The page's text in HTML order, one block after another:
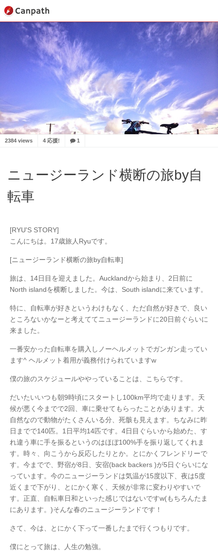
2384 views 4 応援! 1
ニュージーランド横断の旅by自
転車
[RYU'S STORY]
こんにちは。17歳旅人Ryuです。
[ニュージーランド横断の旅by自転車]
旅は、14日目を迎えました。Aucklandから始まり、2日前に
North islandを横断しました。今は、South islandに来ています。
特に、自転車が好きというわけもなく、ただ自然が好きで、良い
ところないかなーと考えててニュージーランドに20日前ぐらいに
来ました。
一番安かった自転車を購入しノーヘルメットでガンガン走ってい
ます^ ヘルメット着用が義務付けられていますw
僕の旅のスケジュールややっていることは、こちらです。
だいたいいつも朝9時頃にスタートし100km平均で走ります。天
候が悪く今までで2回、車に乗せてもらったことがあります。大
自然なので動物がたくさんいる分、死骸も見えます。ちなみに昨
日までで140匹。1日平均14匹です。4日目ぐらいから始めた、す
れ違う車に手を振るというのはほぼ100%手を振り返してくれま
す。時々、向こうから反応したりとか。とにかくフレンドリーで
す。今までで、野宿が8日、安宿(back backers )が5日ぐらいにな
っています。今のニュージーランドは気温が15度以下、夜は5度
近くまで下がり、とにかく寒く、天候が非常に変わりやすいで
す。正直、自転車日和といった感じではないですw(もちろんたま
にあります。)そんな春のニュージーランドです！
さて、今は、とにかく下って一番したまで行くつもりです。
僕にとって旅は、人生の勉強。